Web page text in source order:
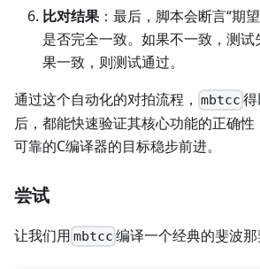
比对结果 ：最后，脚本会断言“期
是否完全一致。如果不一致，测
果一致，则测试通过。
通过这个自动化的对拍流程， mbtcc
后，都能快速验证其核心功能的正确
可靠的C编译器的目标稳步前进。
尝试
让我们用 mbtcc 编译一个经典的斐波那